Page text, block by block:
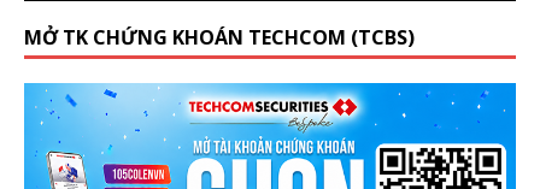
MỞ TK CHỨNG KHOÁN TECHCOM (TCBS)